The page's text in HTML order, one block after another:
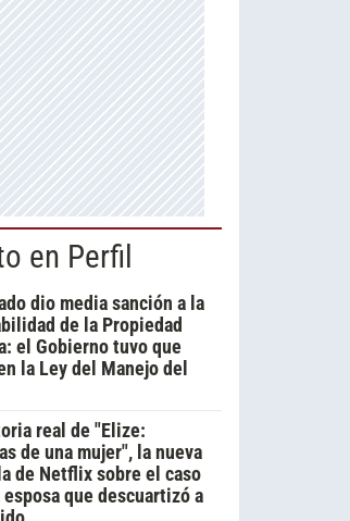
en Perfil
dio media sanción a la
de la Propiedad
el Gobierno tuvo que
la Ley del Manejo del
real de "Elize:
de una mujer", la nueva
de Netflix sobre el caso
esposa que descuartizó a